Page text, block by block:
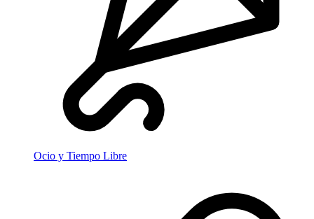
Ocio y Tiempo Libre